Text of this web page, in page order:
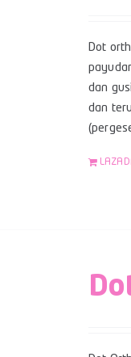
Dot
dan
dan